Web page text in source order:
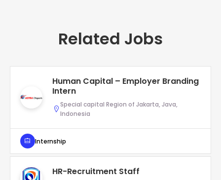
Related Jobs
Human Capital – Employer Branding
Intern
Special capital Region of Jakarta, Java,
Indonesia
Internship
HR-Recruitment Staff